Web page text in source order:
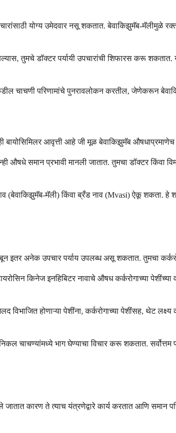
योग्य उमेदवार नसू शकतात. बेवाकिझुमॅब-मॅलीमुळे
तुमचे डॉक्टर पर्यायी उपचारांची शिफारस करू
चाचणी परिणामांचे पुनरावलोकन करतील, जेणेकरून
आवृत्ती आहे जी मूळ बेवाकिझुमॅब औषधाप्रमाणेच
औषधे समान प्रभावी मानली जातात. तुमचा डॉक्टर किंवा
(बेवाकिझुमॅब-मॅली) किंवा ब्रँड नाव (Mvasi) ऐकू शकता.
इतर अनेक उपचार पर्याय उपलब्ध असू शकतात. तुमचा
किनेज इनहिबिटर नावाचे औषध कर्करोगाच्या
विभाजित होणाऱ्या पेशींना, कर्करोगाच्या पेशींसह, थेट
चाचण्यांमध्ये भाग घेण्याचा विचार करू शकतात. सर्वोत्तम
जातात कारण ते त्याच यंत्रणेद्वारे कार्य करतात आणि